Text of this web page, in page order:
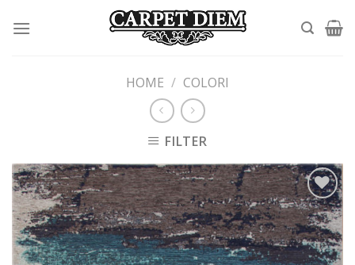
HOME / COLORI
FILTER
Add to
wishlist